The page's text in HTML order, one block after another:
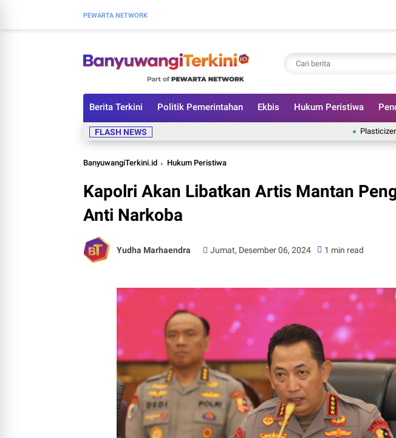
PEWARTA NETWORK
Berita Terkini Politik Pemerintahan Ekbis Hukum Peristiwa
FLASH NEWS Plasticizer vs
BanyuwangiTerkini.id Hukum Peristiwa
Kapolri Akan Libatkan Artis Mantan
Anti Narkoba
Yudha Marhaendra Jumat, Desember 06, 2024 1 min read